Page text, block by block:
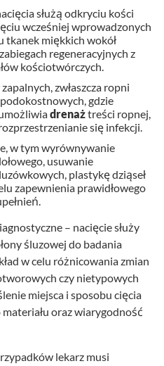
służą odkryciu kości
wcześniej wprowadzonych
tkanek miękkich wokół
regeneracyjnych z
kościotwórczych.
zwłaszcza ropni
gdzie
drenażtreści ropnej,
się infekcji.
w tym wyrównywanie
usuwanie
plastykę dziąseł
zapewnienia prawidłowego
– nacięcie służy
śluzowej do badania
w celu różnicowania zmian
czy nietypowych
miejsca i sposobu cięcia
oraz wiarygodność
lekarz musi